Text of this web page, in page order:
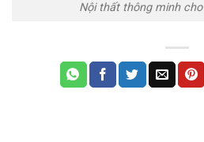
Nội thất thông minh